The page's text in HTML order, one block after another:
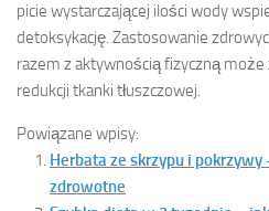
picie wystarczającej ilości wody
detoksykację. Zastosowanie
razem z aktywnością fizyczną
redukcji tkanki tłuszczowej.
Powiązane wpisy:
Herbata ze skrzypu i
zdrowotne